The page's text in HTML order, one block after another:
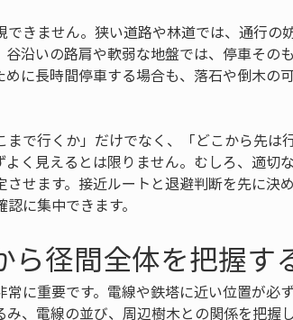
きません。狭い道路や林道では、通行の
沿いの路肩や軟弱な地盤では、停車その
に長時間停車する場合も、落石や倒木の
で行くか」だけでなく、「どこから先は
く見えるとは限りません。むしろ、適切
せます。接近ルートと退避判断を先に決
に集中できます。
ら径間全体を把握す
に重要です。電線や鉄塔に近い位置が必
、電線の並び、周辺樹木との関係を把握